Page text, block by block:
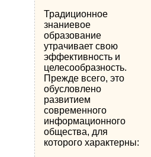
Традиционное
знаниевое
образование
утрачивает свою
эффективность и
целесообразность.
Прежде всего, это
обусловлено
развитием
современного
информационного
общества, для
которого характерны: